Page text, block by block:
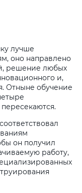
лучше
оно направлено
решение любых
и,
Отныне обучение
он получил
работу,